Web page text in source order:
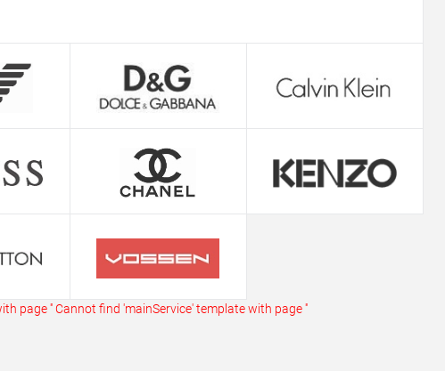
В избранное В наличии
page ''Cannot find 'mainService' template with page ''